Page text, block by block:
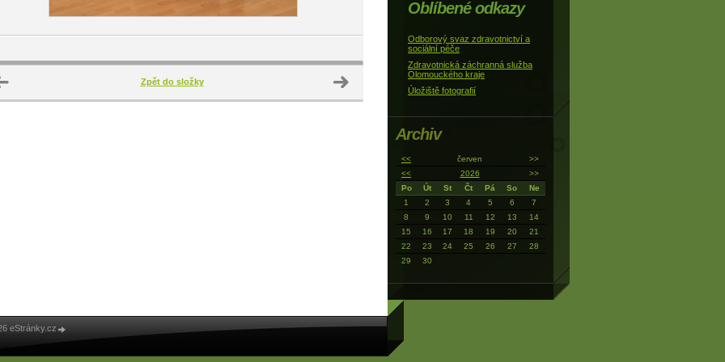
Zpět do složky
Oblíbené odkazy
Odborový svaz zdravotnictví a
sociální péče
Zdravotnická záchranná služba
Olomouckého kraje
Úložiště fotografií
Archiv
<< červen
>>
<<
2026
>>
Po
Út St Čt Pá So
Ne
1
2 3 4 5 6
7
8
9 10 11 12 13
14
15
16 17 18 19 20
21
22
23 24 25 26 27
28
29
30
eStránky.cz